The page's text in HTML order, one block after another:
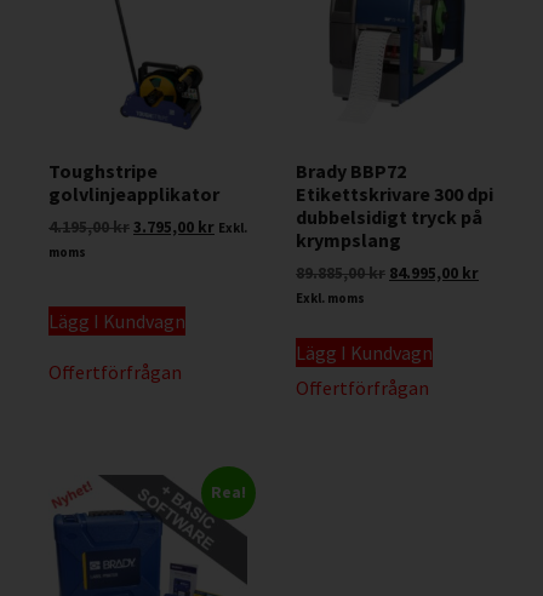
Toughstripe
golvlinjeapplikator
4.195,00kr3.795,00 kr Exkl.
moms
Lägg I Kundvagn
Offertförfrågan
Brady BBP72
Etikettskrivare 300 dpi
dubbelsidigt tryck på
krympslang
89.885,00kr 84.995,00 kr
Exkl. moms
Lägg I Kundvagn
Offertförfrågan
Rea!